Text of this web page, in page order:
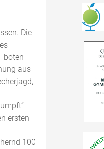
Die
boten
aus
ersten
100